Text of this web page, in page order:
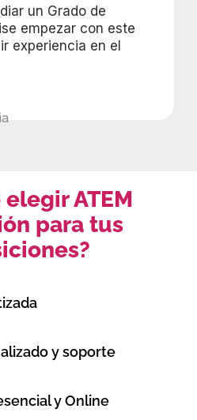
un Grado de
empezar con este
experiencia en el
ATEM
para tus
y soporte
y Online